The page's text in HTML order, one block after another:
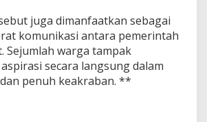
juga dimanfaatkan sebagai
komunikasi antara pemerintah
Sejumlah warga tampak
secara langsung dalam
penuh keakraban. **